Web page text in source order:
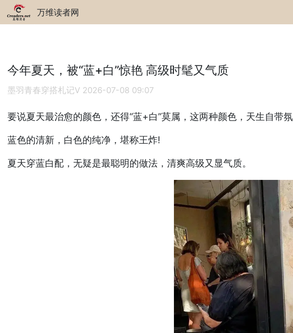
万维读者网
今年夏天，被“蓝+白”惊艳 高级时髦又气质
墨羽青春穿搭札记V 2026-07-08 09:07
要说夏天最治愈的颜色，还得“蓝+白”莫属，这两种颜色，天生自带
蓝色的清新，白色的纯净，堪称王炸!
夏天穿蓝白配，无疑是最聪明的做法，清爽高级又显气质。